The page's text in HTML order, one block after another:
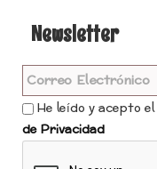
Newsletter
He leído y acepto el
de Privacidad